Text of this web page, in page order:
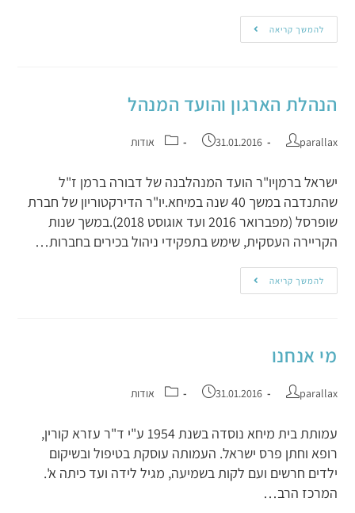
להמשך קריאה
הנהלת הארגון והועד המנהל
parallax
31.01.2016 אודות
ישראל ברמןיו"ר הועד המנהלבנה של דבורה ברמן ז"ל
שהתנדבה במשך 40 שנה במיחא.יו"ר הדירקטוריון של חברת
שופרסל (מפברואר 2016 ועד אוגוסט 2018).במשך שנות
הקריירה העסקית, שימש בתפקידי ניהול בכירים בחברות…
להמשך קריאה
מי אנחנו
parallax
31.01.2016 אודות
עמותת בית מיחא נוסדה בשנת 1954 ע"י ד"ר עזרא קורין,
רופא וחתן פרס ישראל. העמותה עוסקת בטיפול ובשיקום
ילדים חרשים ועם לקות בשמיעה, מגיל לידה ועד כיתה א'.
המרכז הרב…